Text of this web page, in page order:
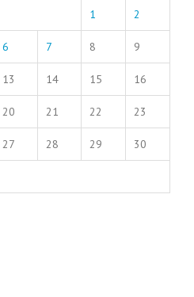
1 2
6 7 8 9
13 14 15 16
20 21 22 23
27 28 29 30